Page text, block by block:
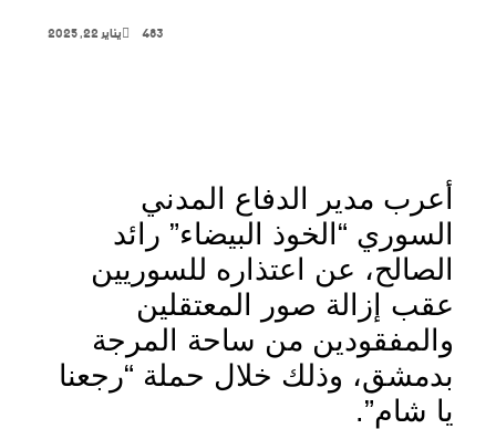
يناير 22, 2025 483
أعرب مدير الدفاع المدني
السوري “الخوذ البيضاء” رائد
الصالح، عن اعتذاره للسوريين
عقب إزالة صور المعتقلين
والمفقودين من ساحة المرجة
بدمشق، وذلك خلال حملة “رجعنا
يا شام”.